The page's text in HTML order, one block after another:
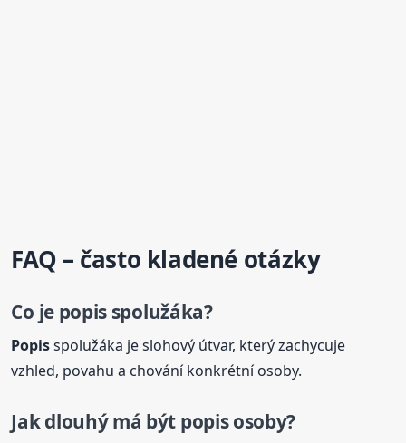
FAQ – často kladené otázky
Co je popis spolužáka?
Popisspolužáka je slohový útvar, který zachycuje
vzhled, povahu a chování konkrétní osoby.
Jak dlouhý má být popisosoby?